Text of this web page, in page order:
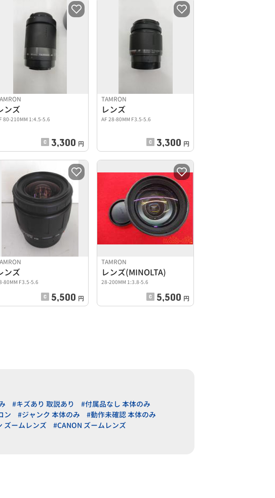
ンズ
80-210MM 1:4.5-5.6
3,300 円
TAMRON
レンズ
AF 28-80MM F3.5-5.6
3,300 円
ンズ
80MM F3.5-5.6
5,500 円
TAMRON
レンズ(MINOLTA)
28-200MM 1:3.8-5.6
5,500 円
#キズあり 取説あり
#付属品なし 本体のみ
ン #ジャンク 本体のみ
#動作未確認 本体のみ
ズームレンズ
#CANON ズームレンズ